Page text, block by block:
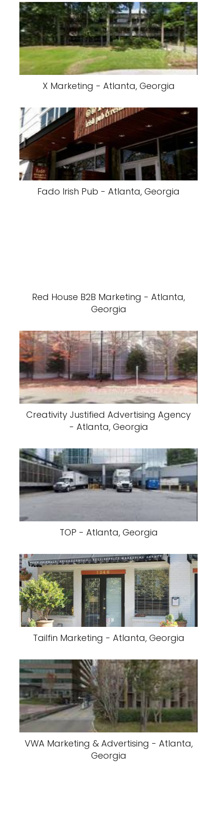
X Marketing - Atlanta, Georgia
Fado Irish Pub - Atlanta, Georgia
Red House B2B Marketing - Atlanta,
Georgia
Creativity Justified Advertising Agency
- Atlanta, Georgia
TOP - Atlanta, Georgia
Tailfin Marketing - Atlanta, Georgia
VWA Marketing & Advertising - Atlanta,
Georgia